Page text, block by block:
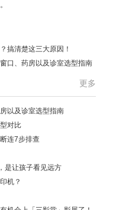
搞清楚这三大原因！
口、药房以及诊室选型指南
更多
以及诊室选型指南
对比
连7步排查
是让孩子看见远方
机？